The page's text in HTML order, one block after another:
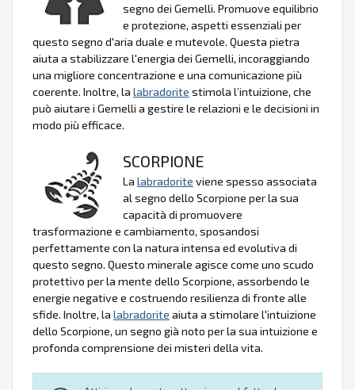
segno dei Gemelli. Promuove equilibrio
e protezione, aspetti essenziali per
questo segno d'aria duale e mutevole. Questa pietra
aiuta a stabilizzare l'energia dei Gemelli, incoraggiando
una migliore concentrazione e una comunicazione più
coerente. Inoltre, la labradorite stimola l’intuizione, che
può aiutare i Gemelli a gestire le relazioni e le decisioni in
modo più efficace.
SCORPIONE
La labradorite viene spesso associata
al segno dello Scorpione per la sua
capacità di promuovere
trasformazione e cambiamento, sposandosi
perfettamente con la natura intensa ed evolutiva di
questo segno. Questo minerale agisce come uno scudo
protettivo per la mente dello Scorpione, assorbendo le
energie negative e costruendo resilienza di fronte alle
sfide. Inoltre, la labradorite aiuta a stimolare l'intuizione
dello Scorpione, un segno già noto per la sua intuizione e
profonda comprensione dei misteri della vita.